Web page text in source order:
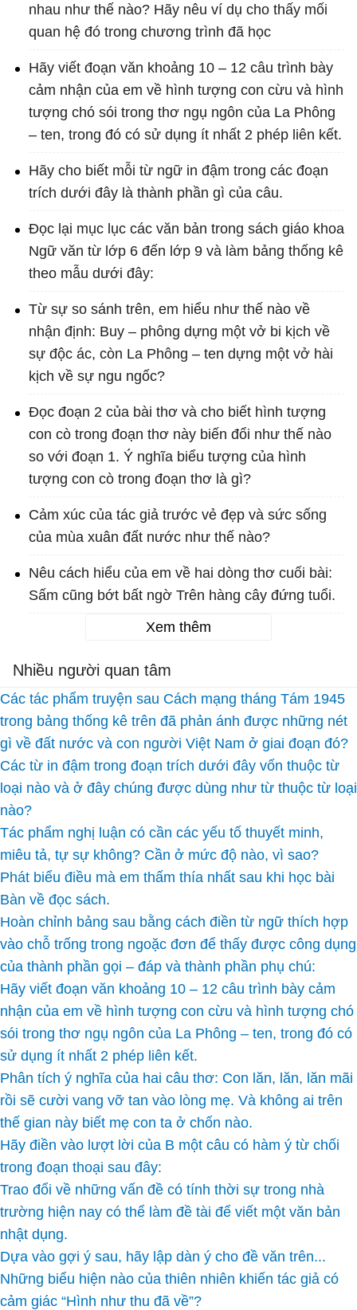
nhau như thế nào? Hãy nêu ví dụ cho thấy mối
quan hệ đó trong chương trình đã học
Hãy viết đoạn văn khoảng 10 – 12 câu trình bày
cảm nhận của em về hình tượng con cừu và hình
tượng chó sói trong thơ ngụ ngôn của La Phông
– ten, trong đó có sử dụng ít nhất 2 phép liên kết.
Hãy cho biết mỗi từ ngữ in đậm trong các đoạn
trích dưới đây là thành phần gì của câu.
Đọc lại mục lục các văn bản trong sách giáo khoa
Ngữ văn từ lớp 6 đến lớp 9 và làm bảng thống kê
theo mẫu dưới đây:
Từ sự so sánh trên, em hiểu như thế nào về
nhận định: Buy – phông dựng một vở bi kịch về
sự độc ác, còn La Phông – ten dựng một vở hài
kịch về sự ngu ngốc?
Đọc đoạn 2 của bài thơ và cho biết hình tượng
con cò trong đoạn thơ này biến đổi như thế nào
so với đoạn 1. Ý nghĩa biểu tượng của hình
tượng con cò trong đoạn thơ là gì?
Cảm xúc của tác giả trước vẻ đẹp và sức sống
của mùa xuân đất nước như thế nào?
Nêu cách hiểu của em về hai dòng thơ cuối bài:
Sấm cũng bớt bất ngờ Trên hàng cây đứng tuổi.
Xem thêm
Nhiều người quan tâm
Các tác phẩm truyện sau Cách mạng tháng Tám 1945
trong bảng thống kê trên đã phản ánh được những nét
gì về đất nước và con người Việt Nam ở giai đoạn đó?
Các từ in đậm trong đoạn trích dưới đây vốn thuộc từ
loại nào và ở đây chúng được dùng như từ thuộc từ loại
nào?
Tác phẩm nghị luận có cần các yếu tố thuyết minh,
miêu tả, tự sự không? Cần ở mức độ nào, vì sao?
Phát biểu điều mà em thấm thía nhất sau khi học bài
Bàn về đọc sách.
Hoàn chỉnh bảng sau bằng cách điền từ ngữ thích hợp
vào chỗ trống trong ngoặc đơn để thấy được công dụng
của thành phần gọi – đáp và thành phần phụ chú:
Hãy viết đoạn văn khoảng 10 – 12 câu trình bày cảm
nhận của em về hình tượng con cừu và hình tượng chó
sói trong thơ ngụ ngôn của La Phông – ten, trong đó có
sử dụng ít nhất 2 phép liên kết.
Phân tích ý nghĩa của hai câu thơ: Con lăn, lăn, lăn mãi
rồi sẽ cười vang vỡ tan vào lòng mẹ. Và không ai trên
thế gian này biết mẹ con ta ở chốn nào.
Hãy điền vào lượt lời của B một câu có hàm ý từ chối
trong đoạn thoại sau đây:
Trao đổi về những vấn đề có tính thời sự trong nhà
trường hiện nay có thể làm đề tài để viết một văn bản
nhật dụng.
Dựa vào gợi ý sau, hãy lập dàn ý cho đề văn trên...
Những biểu hiện nào của thiên nhiên khiến tác giả có
cảm giác “Hình như thu đã về”?